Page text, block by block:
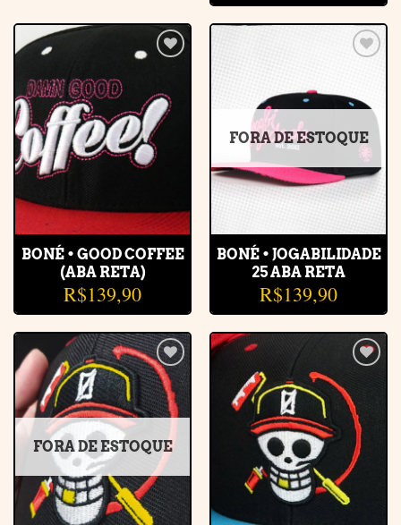
Adicionar
à lista de
desejos
BONÉ • GOOD COFFEE
(ABA RETA)
R$139,90
Adicionar
à lista de
FORA DE ESTOQUE
BONÉ • JOGABILIDADE
25 ABA RETA
R$139,90
Adicionar
à lista de
desejos
FORA DE ESTOQUE
Adicionar
à lista de
desejos